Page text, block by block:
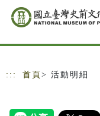
跳到主要內容
網站導覽
::: 首頁 > 活動明細